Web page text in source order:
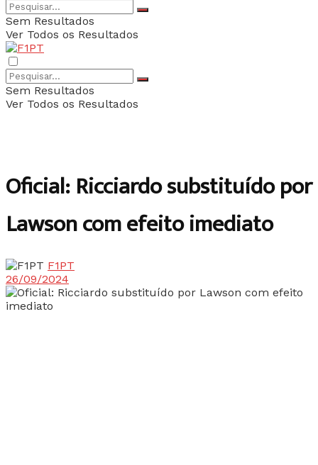
Sem Resultados
Ver Todos os Resultados
Sem Resultados
Ver Todos os Resultados
Oficial: Ricciardo substituído por
Lawson com efeito imediato
F1PT
26/09/2024